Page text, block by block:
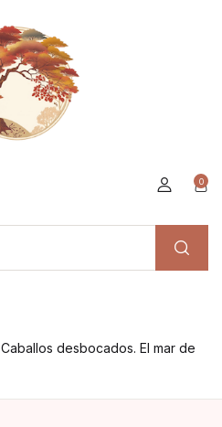
0
Caballos desbocados. El mar de